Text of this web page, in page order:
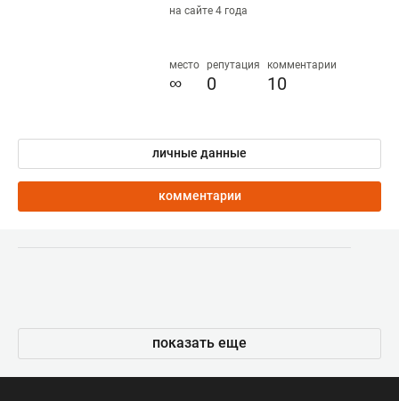
на сайте 4 года
место
∞
репутация
0
комментарии
10
личные данные
комментарии
показать еще